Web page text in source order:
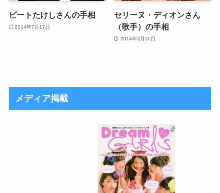
ビートたけしさんの手相
2014年7月17日
セリーヌ・ディオンさん
（歌手）の手相
2014年3月30日
メディア掲載